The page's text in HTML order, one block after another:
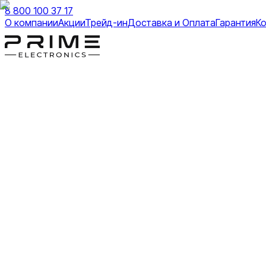
8 800 100 37 17
О компанииАкцииТрейд-инДоставка и ОплатаГарантия